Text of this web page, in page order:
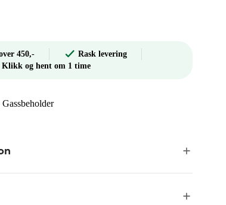
450,-
Rask levering
Klikk og hent om 1 time